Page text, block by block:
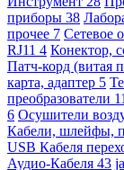
приборы 38
прочее 7 Сетевое
RJ11 4 Конектор,
Патч-корд (витая
карта, адаптер 5
преобразователи 11
6 Осушители
Кабели, шлейфы,
USB Кабеля
Аудио-Кабеля 43